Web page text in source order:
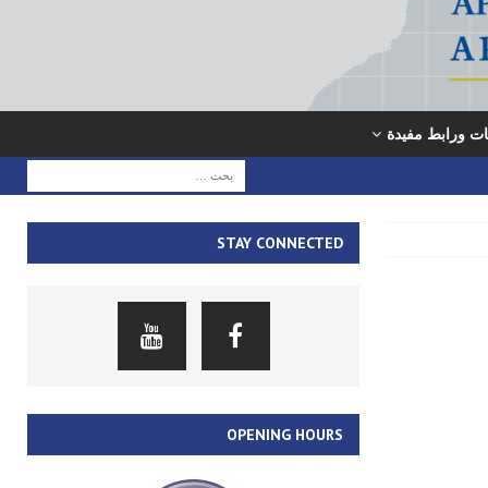
ورابط مفيدة
STAY CONNECTED
OPENING HOURS